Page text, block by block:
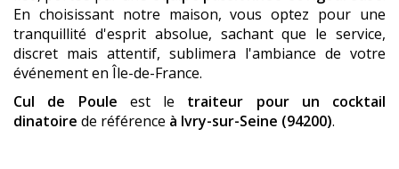
En choisissant notre maison, vous optez pour une
tranquillité d'esprit absolue, sachant que le service,
discret mais attentif, sublimera l'ambiance de votre
événement en Île-de-France.
Cul de Poule est le traiteur pour un cocktail
dinatoire de référence à Ivry-sur-Seine (94200).